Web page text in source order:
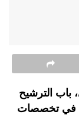
باب الترشيح
في تخصصات